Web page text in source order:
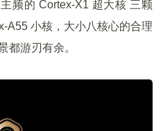
频的 Cortex-X1 超大核 三颗
A55 小核，大小八核心的合理
都游刃有余。